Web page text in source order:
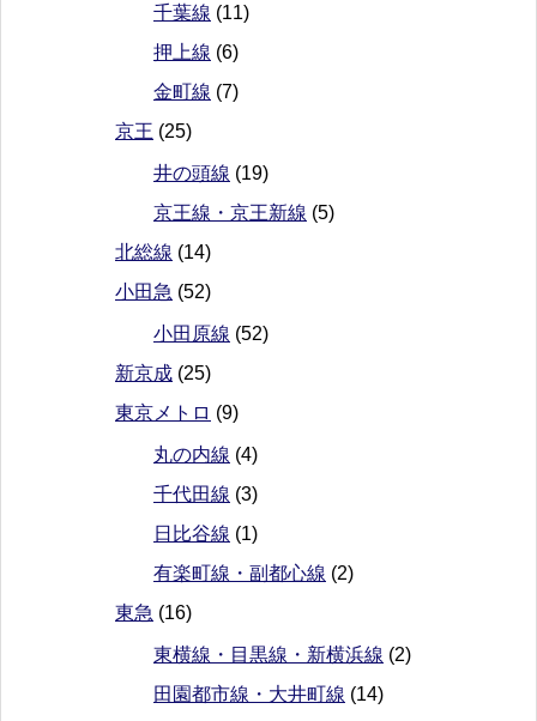
千葉線 (11)
押上線 (6)
金町線 (7)
京王 (25)
井の頭線 (19)
京王線・京王新線 (5)
北総線 (14)
小田急 (52)
小田原線 (52)
新京成 (25)
東京メトロ (9)
丸の内線 (4)
千代田線 (3)
日比谷線 (1)
有楽町線・副都心線 (2)
東急 (16)
東横線・目黒線・新横浜線 (2)
田園都市線・大井町線 (14)